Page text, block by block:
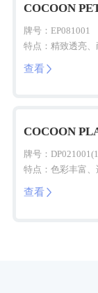
COCOON
牌号：EP081001
特点：精致透亮、
佳、性能均衡、易
查看
COCOON
牌号：
特点：色彩丰富、
打印、安全环保
查看
推荐